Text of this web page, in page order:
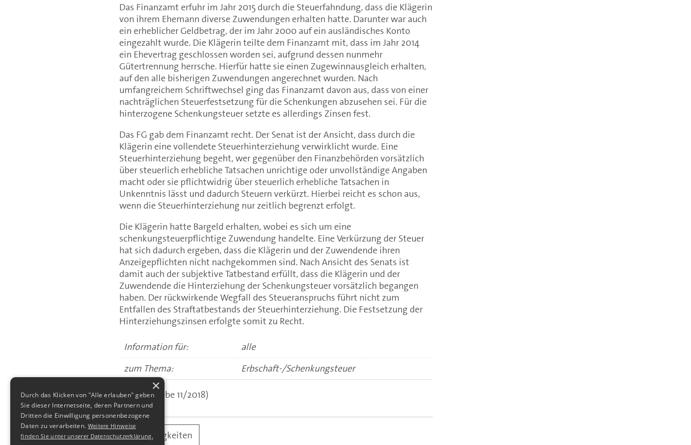
Das Finanzamt erfuhr im Jahr 2015 durch die Steuerfahndung, dass die Klägerin
von ihrem Ehemann diverse Zuwendungen erhalten hatte. Darunter war auch
ein erheblicher Geldbetrag, der im Jahr 2000 auf ein ausländisches Konto
eingezahlt wurde. Die Klägerin teilte dem Finanzamt mit, dass im Jahr 2014
ein Ehevertrag geschlossen worden sei, aufgrund dessen nunmehr
Gütertrennung herrsche. Hierfür hatte sie einen Zugewinnausgleich erhalten,
auf den alle bisherigen Zuwendungen angerechnet wurden. Nach
umfangreichem Schriftwechsel ging das Finanzamt davon aus, dass von einer
nachträglichen Steuerfestsetzung für die Schenkungen abzusehen sei. Für die
hinterzogene Schenkungsteuer setzte es allerdings Zinsen fest.
Das FG gab dem Finanzamt recht. Der Senat ist der Ansicht, dass durch die
Klägerin eine vollendete Steuerhinterziehung verwirklicht wurde. Eine
Steuerhinterziehung begeht, wer gegenüber den Finanzbehörden vorsätzlich
über steuerlich erhebliche Tatsachen unrichtige oder unvollständige Angaben
macht oder sie pflichtwidrig über steuerlich erhebliche Tatsachen in
Unkenntnis lässt und dadurch Steuern verkürzt. Hierbei reicht es schon aus,
wenn die Steuerhinterziehung nur zeitlich begrenzt erfolgt.
Die Klägerin hatte Bargeld erhalten, wobei es sich um eine
schenkungsteuerpflichtige Zuwendung handelte. Eine Verkürzung der Steuer
hat sich dadurch ergeben, dass die Klägerin und der Zuwendende ihren
Anzeigepflichten nicht nachgekommen sind. Nach Ansicht des Senats ist
damit auch der subjektive Tatbestand erfüllt, dass die Klägerin und der
Zuwendende die Hinterziehung der Schenkungsteuer vorsätzlich begangen
haben. Der rückwirkende Wegfall des Steueranspruchs führt nicht zum
Entfallen des Straftatbestands der Steuerhinterziehung. Die Festsetzung der
Hinterziehungszinsen erfolgte somit zu Recht.
Information für:
alle
zum Thema:
Erbschaft-/Schenkungsteuer
(aus: Ausgabe 11/2018)
alle Neuigkeiten
×
Durch das Klicken von "Alle erlauben" geben
Sie dieser Internetseite, deren Partnern und
Dritten die Einwilligung personenbezogene
Daten zu verarbeiten. Weitere Hinweise
finden Sie unter unserer Datenschutzerklärung.